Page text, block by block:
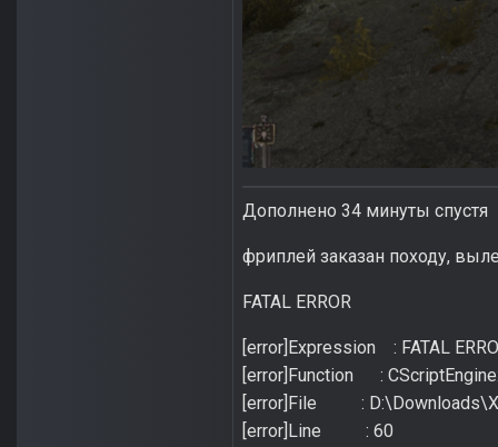
Дополнено 34 минуты спустя
фриплей заказан походу,
FATAL ERROR
[error]Expression : FATAL
[error]Function :
[error]File : D:\Downloads\X-
[error]Line : 60